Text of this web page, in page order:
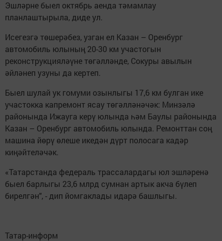
Эшләрне быел октябрь аенда тәмамлау
планлаштырыла, диде ул.
Исегезгә төшерәбез, узган ел Казан – Оренбург
автомобиль юлының 20-30 км участогын
реконструкцияләүне төгәлләнде, Сокуры авылын
әйләнеп узуны да кертеп.
Быел шулай ук гомуми озынлыгы 17,6 км булган ике
участокка капремонт ясау төгәлләнәчәк: Минзәлә
районында Ижауга керү юлында һәм Баулы районында
Казан – Оренбург автомобиль юлында. Ремонттан соң
машина йөрү өлеше икедән дүрт полосага кадәр
киңәйтеләчәк.
«Татарстанда федераль трассалардагы юл эшләренә
быел барлыгы 23,6 млрд сумнан артык акча бүлеп
бирелгән", - дип йомгаклады идарә башлыгы.
Татар-информ